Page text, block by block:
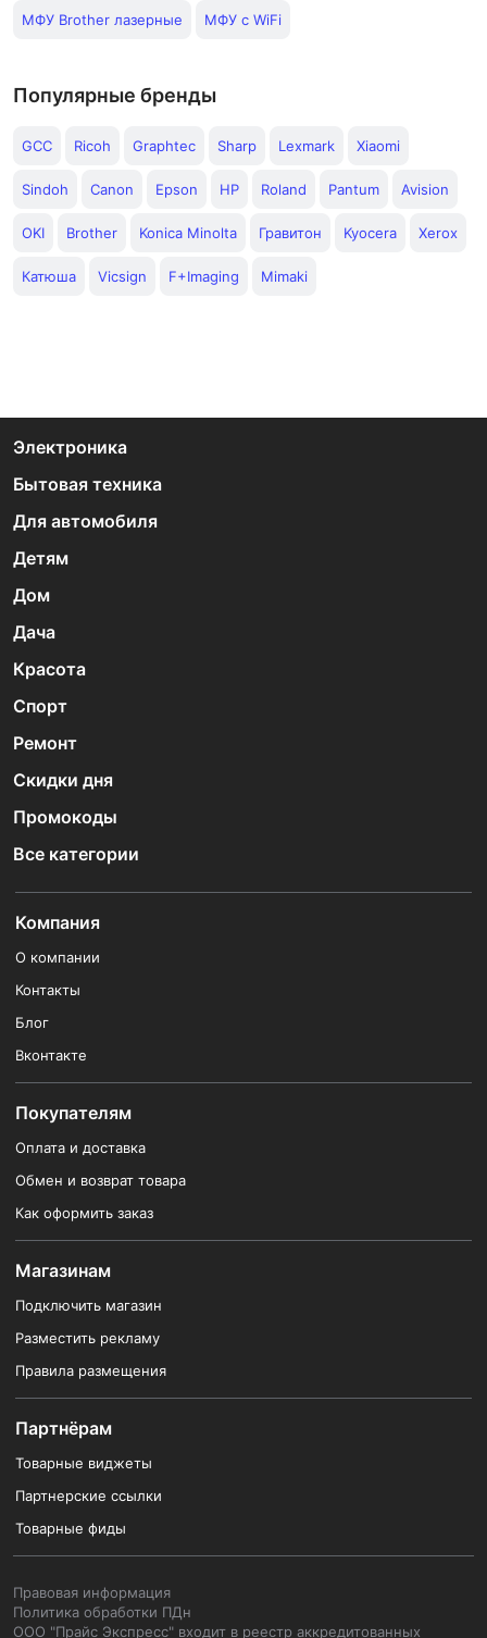
МФУ Brother лазерные МФУ с WiFi
Популярные бренды
GCC Ricoh Graphtec Sharp Lexmark Xiaomi
Sindoh Canon Epson HP Roland Pantum Avision
OKI Brother Konica Minolta Гравитон Kyocera Xerox
Катюша Vicsign F+Imaging Mimaki
Электроника
Бытовая техника
Для автомобиля
Детям
Дом
Дача
Красота
Спорт
Ремонт
Скидки дня
Промокоды
Все категории
Компания
О компании
Контакты
Блог
Вконтакте
Покупателям
Оплата и доставка
Обмен и возврат товара
Как оформить заказ
Магазинам
Подключить магазин
Разместить рекламу
Правила размещения
Партнёрам
Товарные виджеты
Партнерские ссылки
Товарные фиды
Правовая информация
Политика обработки ПДн
ООО "Прайс Экспресс" входит в реестр аккредитованных